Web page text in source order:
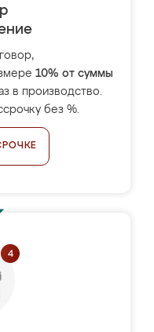
10% от суммы
в производство.
без %.